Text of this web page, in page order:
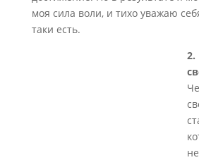
моя сила воли, и тихо уважаю
таки есть.
2.